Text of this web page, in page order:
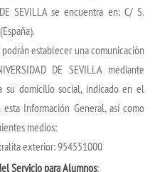
SEVILLA se encuentra en: C/ S.
establecer una comunicación
DE SEVILLA mediante
su domicilio social, indicado en el
Información General, así como
medios:
exterior: 954551000
Servicio para Alumnos: